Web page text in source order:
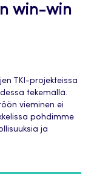
win-win
TKI-projekteissa
tekemällä.
vieminen ei
pohdimme
ja